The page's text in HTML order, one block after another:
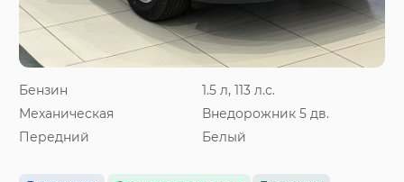
Бензин
1.5 л, 113 л.с.
Механическая
Внедорожник 5 дв.
Передний
Белый